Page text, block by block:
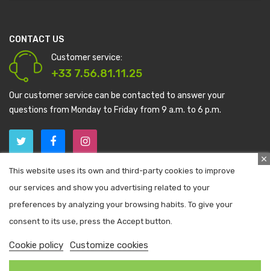
CONTACT US
Customer service:
+33 7.56.81.11.25
Our customer service can be contacted to answer your
questions from Monday to Friday from 9 a.m. to 6 p.m.
INFORMATIONS
This website uses its own and third-party cookies to improve
our services and show you advertising related to your
preferences by analyzing your browsing habits. To give your
consent to its use, press the Accept button.
Cookie policy Customize cookies
CATALOG
Copyright 2016-2020 Soin Au Naturels. All rights reserved